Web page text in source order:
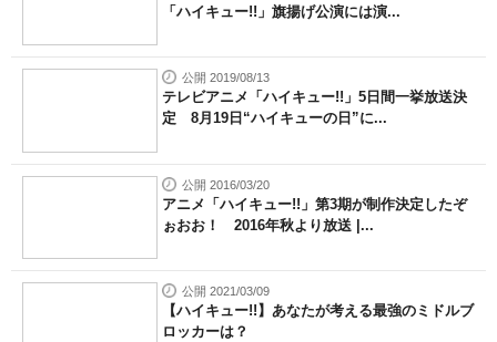
「ハイキュー!!」旗揚げ公演には演...
公開 2019/08/13
テレビアニメ「ハイキュー!!」5日間一挙放送決
定 8月19日“ハイキューの日”に...
公開 2016/03/20
アニメ「ハイキュー!!」第3期が制作決定したぞ
ぉおお！ 2016年秋より放送 |...
公開 2021/03/09
【ハイキュー!!】あなたが考える最強のミドルブ
ロッカーは？